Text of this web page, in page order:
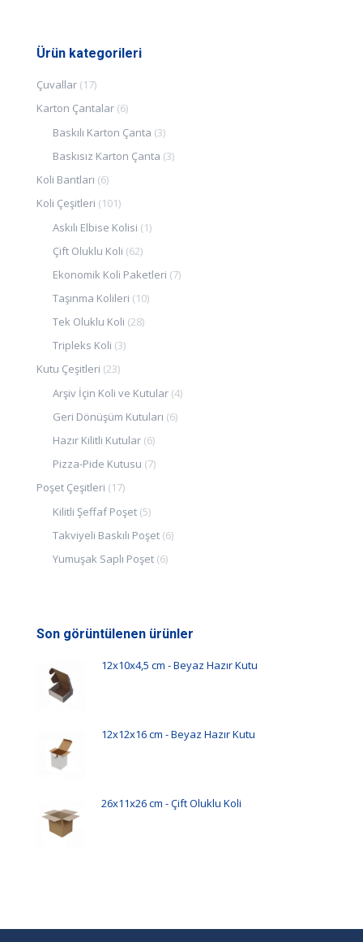
Ürün kategorileri
Çuvallar (17)
Karton Çantalar (6)
Baskılı Karton Çanta (3)
Baskısız Karton Çanta (3)
Koli Bantları (6)
Koli Çeşitleri (101)
Askılı Elbise Kolisi (1)
Çift Oluklu Koli (62)
Ekonomik Koli Paketleri (7)
Taşınma Kolileri (10)
Tek Oluklu Koli (28)
Tripleks Koli (3)
Kutu Çeşitleri (23)
Arşiv İçin Koli ve Kutular (4)
Geri Dönüşüm Kutuları (6)
Hazır Kilitli Kutular (6)
Pizza-Pide Kutusu (7)
Poşet Çeşitleri (17)
Kilitli Şeffaf Poşet (5)
Takviyeli Baskılı Poşet (6)
Yumuşak Saplı Poşet (6)
Son görüntülenen ürünler
12x10x4,5 cm - Beyaz Hazır Kutu
12x12x16 cm - Beyaz Hazır Kutu
26x11x26 cm - Çift Oluklu Koli